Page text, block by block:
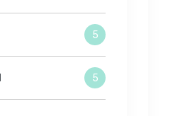
5
5